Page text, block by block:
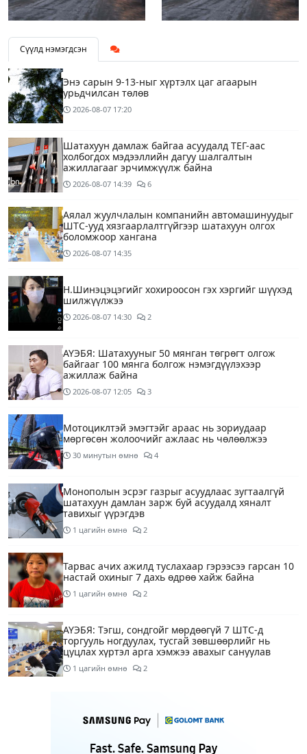
Сүүлд нэмэгдсэн
Энэ сарын 9-13-ныг хүртэлх цаг агаарын
урьдчилсан төлөв
2026-08-07 17:20
Шатахуун дамлаж байгаа асуудалд ТЕГ-аас
холбогдох мэдээллийн дагуу шалгалтын
ажиллагааг эрчимжүүлж байна
2026-08-07 14:39 6
Аялал жуулчлалын компанийн автомашинуудыг
ШТС-ууд хязгаарлалтгүйгээр шатахуун олгох
боломжоор хангана
2026-08-07 14:35
Н.Шинэцэцэгийг хохироосон гэх хэргийг шүүхэд
шилжүүлжээ
2026-08-07 14:30 2
АҮЭБЯ: Шатахууныг 50 мянган төгрөгт олгож
байгааг 100 мянга болгож нэмэгдүүлэхээр
ажиллаж байна
2026-08-07 12:05 3
Мотоциклтэй эмэгтэйг араас нь зориудаар
мөргөсөн жолоочийг ажлаас нь чөлөөлжээ
30 минутын өмнө 4
Монополын эсрэг газрыг асуудлаас зугтаалгүй
шатахуун дамлан зарж буй асуудалд хяналт
тавихыг үүрэгдэв
1 цагийн өмнө 2
Тарвас ачих ажилд туслахаар гэрээсээ гарсан 10
настай охиныг 7 дахь өдрөө хайж байна
1 цагийн өмнө 2
АҮЭБЯ: Тэгш, сондгойг мөрдөөгүй 7 ШТС-д
торгууль ногдуулах, тусгай зөвшөөрлийг нь
цуцлах хүртэл арга хэмжээ авахыг сануулав
1 цагийн өмнө 2
ажиллагааг гүнзгийрүүлэх талаар ярилцжээ